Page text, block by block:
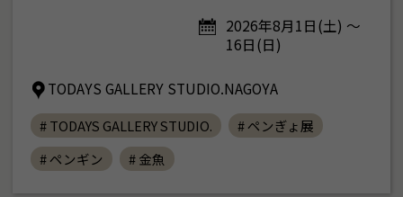
2026年8月1日(土) ～
16日(日)
TODAYS GALLERY STUDIO.NAGOYA
# TODAYS GALLERY STUDIO.
# ペンぎょ展
# ペンギン
# 金魚